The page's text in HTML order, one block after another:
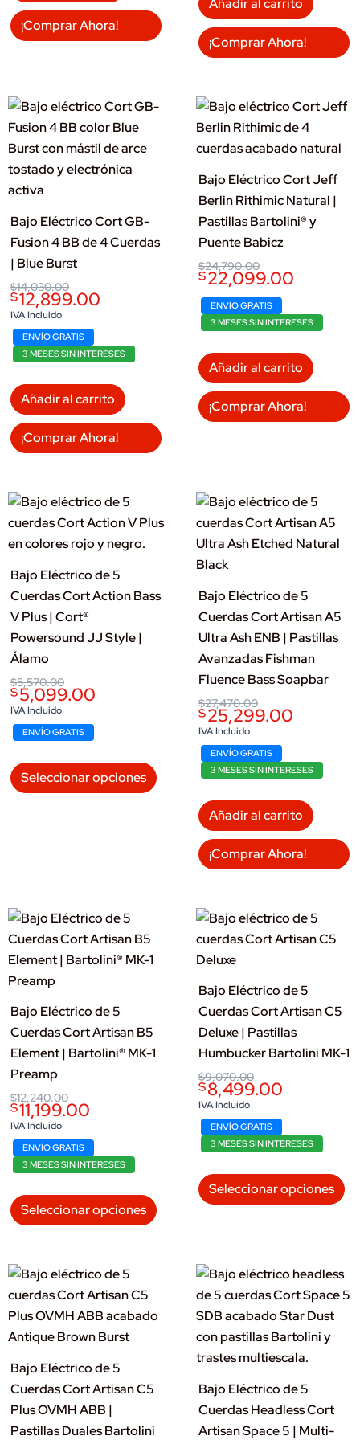
¡Comprar Ahora!
Añadir al carrito
¡Comprar Ahora!
Bajo Eléctrico Cort GB-
Fusion 4 BB de 4 Cuerdas
| Blue Burst
$14,030.00
Original
price
was:
$14,030.00.
$12,899.00
Current
price
is:
$12,899.00.
IVA Incluido
ENVÍO GRATIS
3 MESES SIN INTERESES
Añadir al carrito
¡Comprar Ahora!
Bajo Eléctrico Cort Jeff
Berlin Rithimic Natural |
Pastillas Bartolini® y
Puente Babicz
$24,790.00
Original
price
$24,790.00.
$22,099.00
Current
price
$22,099.00.
ENVÍO GRATIS
3 MESES SIN INTERESES
Añadir al carrito
¡Comprar Ahora!
Bajo Eléctrico de 5
Cuerdas Cort Action Bass
V Plus | Cort®
Powersound JJ Style |
Álamo
$5,570.00
Original
price
was:
$5,570.00.
$5,099.00
Current
price
is:
$5,099.00.
IVA Incluido
ENVÍO GRATIS
Seleccionar opciones
múltiples
variantes.
pueden
producto
Bajo Eléctrico de 5
Cuerdas Cort Artisan A5
Ultra Ash ENB | Pastillas
Avanzadas Fishman
Fluence Bass Soapbar
$27,470.00
Original
price
was:
$27,470.00.
$25,299.00
Current
price
is:
$25,299.00.
IVA Incluido
ENVÍO GRATIS
3 MESES SIN INTERESES
Añadir al carrito
¡Comprar Ahora!
Bajo Eléctrico de 5
Cuerdas Cort Artisan B5
Element | Bartolini® MK-1
Preamp
$12,240.00
Original
price
was:
$12,240.00.
$11,199.00
Current
price
is:
$11,199.00.
IVA Incluido
ENVÍO GRATIS
3 MESES SIN INTERESES
Seleccionar opciones
múltiples
variantes.
Bajo Eléctrico de 5
Cuerdas Cort Artisan C5
Deluxe | Pastillas
Humbucker Bartolini MK-1
$9,070.00
Original
price
was:
$9,070.00.
$8,499.00
Current
price
is:
$8,499.00.
IVA Incluido
ENVÍO GRATIS
3 MESES SIN INTERESES
Seleccionar opciones
Bajo Eléctrico de 5
Cuerdas Cort Artisan C5
Plus OVMH ABB |
Pastillas Duales Bartolini
Bajo Eléctrico de 5
Cuerdas Headless Cort
Artisan Space 5 | Multi-